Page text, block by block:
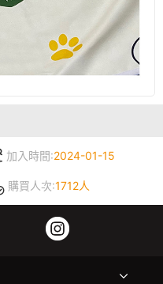
加入時間:2024-01-15
購買人次:1712人